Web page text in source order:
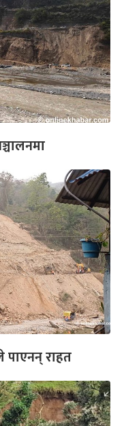
पाएनन् राहत